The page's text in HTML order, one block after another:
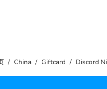
China Giftcard Discord